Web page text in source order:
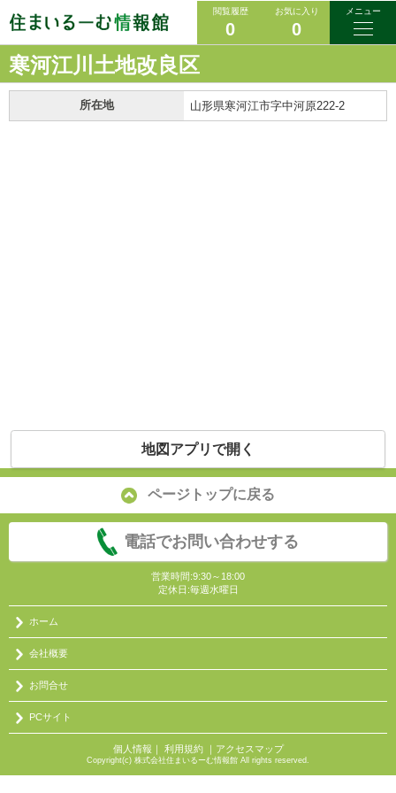
閲覧履歴
0
お気に入り
0
メニュー
寒河江川土地改良区
所在地 山形県寒河江市字中河原222-2
地図アプリで開く
ページトップに戻る
電話でお問い合わせする
営業時間:9:30～18:00
定休日:毎週水曜日
ホーム
会社概要
お問合せ
PCサイト
個人情報 ｜ 利用規約｜ アクセスマップ
Copyright(c) 株式会社住まいるーむ情報館 All rights reserved.